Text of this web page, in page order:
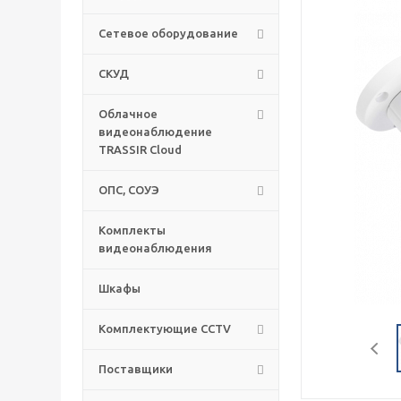
Сетевое оборудование
СКУД
Облачное
видеонаблюдение
TRASSIR Cloud
ОПС, СОУЭ
Комплекты
видеонаблюдения
Шкафы
Комплектующие CCTV
Поставщики